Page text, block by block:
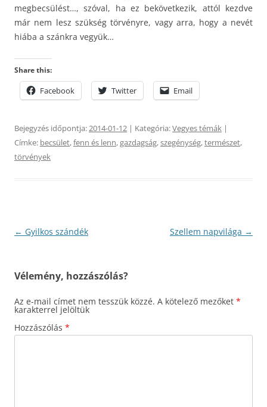
megbecsülést…, szóval, ha ez bekövetkezik, attól kezdve
már nem lesz szükség törvényre, vagy arra, hogy a nevét
hiába a szánkra vegyük…
Share this:
Facebook Twitter Email
Bejegyzés időpontja:2014-01-12 | Kategória:Vegyes témák |
Címke: becsület,fenn és lenn,gazdagság,szegénység,természet,
törvények
Bejegyzés
← Gyilkos szándék Szellem napvilága →
Vélemény, hozzászólás?
Az e-mail címet nem tesszük közzé. A kötelező mezőket *
karakterrel jelöltük
Hozzászólás *